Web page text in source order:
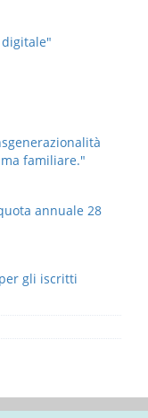
familiare."
annuale 28
gli iscritti